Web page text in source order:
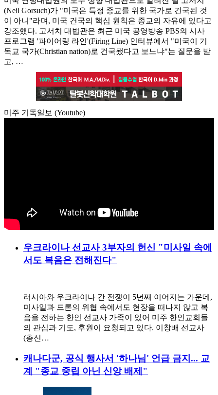
(Neil Gorsuch)가 "미국은 특정 종교를 위한 국가로 건국된 것
이 아니"라며, 미국 건국의 핵심 원칙은 종교의 자유에 있다고
강조했다. 고서치 대법관은 최근 미국 공영방송 PBS의 시사
프로그램 '파이어링 라인'(Firing Line) 인터뷰에서 "미국이 기
독교 국가(Christian nation)로 건국됐다고 보느냐"는 질문을 받
고, …
미주 기독일보 (Youtube)
우크라이나 선교사 3부자의 헌신 "미사일 속에
서도 복음은 전해진다"
러시아와 우크라이나 간 전쟁이 5년째 이어지는 가운데,
미사일과 드론의 위협 속에서도 현장을 떠나지 않고 복
음을 전하는 한인 선교사 가족이 있어 미주 한인교회들
의 관심과 기도, 후원이 요청되고 있다. 이창배 선교사
(총신…
캐나다군, 공식 행사서 '하나님' 언급 금지... 교
계 "종교 중립 아닌 신앙 배제"